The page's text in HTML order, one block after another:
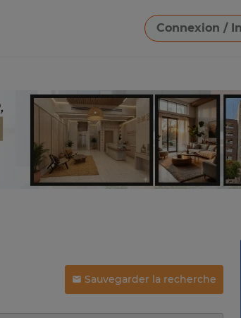
Connexion /
Télécharger une
Sauvegarder la recherche